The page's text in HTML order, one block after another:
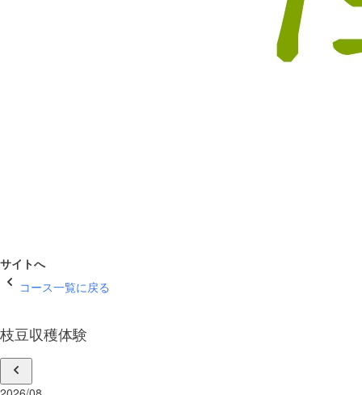
サイトへ
コース一覧に戻る
枝豆収穫体験